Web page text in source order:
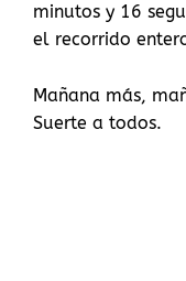
minutos y 16
el recorrido
Mañana más,
Suerte a todos.